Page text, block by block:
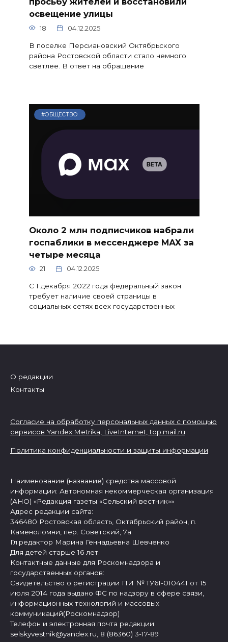
освещение улицы
18 04.12.2025
В поселке Персиановский Октябрьского
района Ростовской области стало немного
светлее. В ответ на обращение
#ОБЩЕСТВО
Около 2 млн подписчиков набрали
госпаблики в мессенджере МАХ за
четыре месяца
21 04.12.2025
С 1 декабря 2022 года федеральный закон
требует наличие своей страницы в
социальных сетях всех государственных
О редакции
Контакты
Согласие на обработку персональных данных с помощью
сервисов Yandex.Metrika, LiveInternet,top.mail.ru
Политика конфиденциальности и защиты информации
Наименование (название) средства массовой
информации: Автономная некоммерческая организация
(АНО) «Редакция газеты «Сельский вестник»»
Адрес редакции сайта:
346480 Ростовская область, Октябрьский район, п.
Каменоломни, пер. Советский, 7а
Гл.редактор Марина Геннадьевна Шевченко
Для детей старше 16 лет.
Контактные данные для Роскомнадзора и
государственных органов:
Свидетельство о регистрации ПИ № ТУ61-010441 от 15
июля 2014 года выдано ФС по надзору в сфере связи,
информационных технологий и массовых
коммуникаций(Роскомнадзор)
Телефон и электронная почта редакции:
selskyvestnik@yandex.ru, 8 (86360) 3-17-89